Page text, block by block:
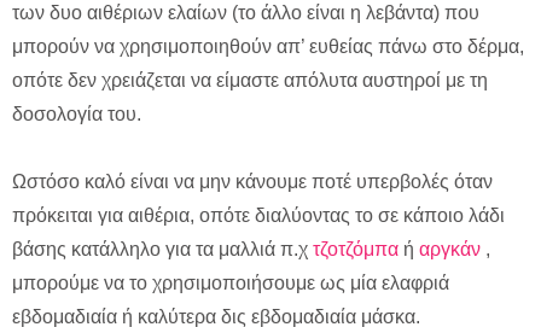
των δυο αιθέριων ελαίων (το άλλο είναι η λεβάντα) που
μπορούν να χρησιμοποιηθούν απ’ ευθείας πάνω στο δέρμα,
οπότε δεν χρειάζεται να είμαστε απόλυτα αυστηροί με τη
δοσολογία του.
Ωστόσο καλό είναι να μην κάνουμε ποτέ υπερβολές όταν
πρόκειται για αιθέρια, οπότε διαλύοντας το σε κάποιο λάδι
βάσης κατάλληλο για τα μαλλιά π.χ τζοτζόμπα ή αργκάν ,
μπορούμε να το χρησιμοποιήσουμε ως μία ελαφριά
εβδομαδιαία ή καλύτερα δις εβδομαδιαία μάσκα.